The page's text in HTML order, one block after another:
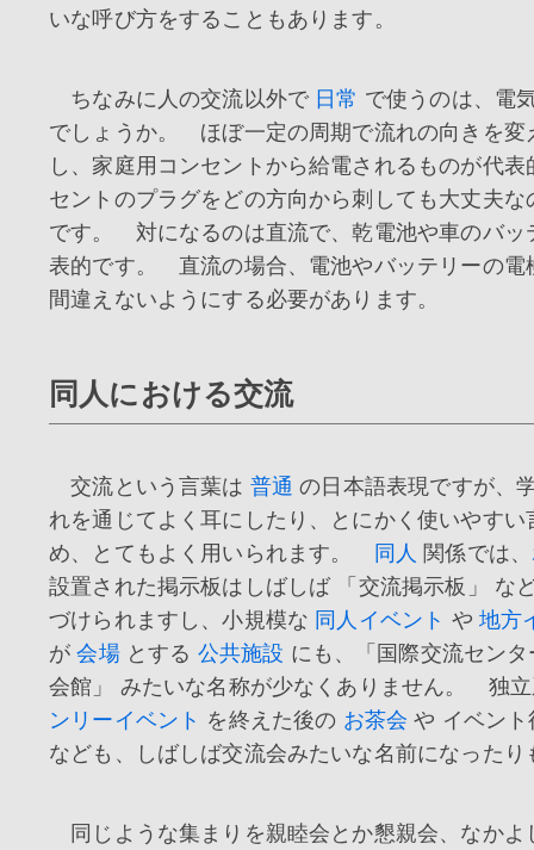
いな呼び方をすることもあります。
ちなみに人の交流以外で 日常 で使うのは、電
でしょうか。 ほぼ一定の周期で流れの向きを変
し、家庭用コンセントから給電されるものが代
セントのプラグをどの方向から刺しても大丈夫な
です。 対になるのは直流で、乾電池や車のバッ
表的です。 直流の場合、電池やバッテリーの電
間違えないようにする必要があります。
同人における交流
交流という言葉は 普通 の日本語表現ですが、
れを通じてよく耳にしたり、とにかく使いやすい
め、とてもよく用いられます。
同人 関係では、
設置された掲示板はしばしば 「交流掲示板」 な
づけられますし、小規模な 同人イベント や 地方
が会場とする 公共施設 にも、「国際交流セン
会館」 みたいな名称が少なくありません。 独
ンリーイベント を終えた後の お茶会 や イベン
なども、しばしば交流会みたいな名前になったり
同じような集まりを親睦会とか懇親会、なかよ